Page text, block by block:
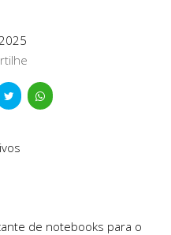
de notebooks para o